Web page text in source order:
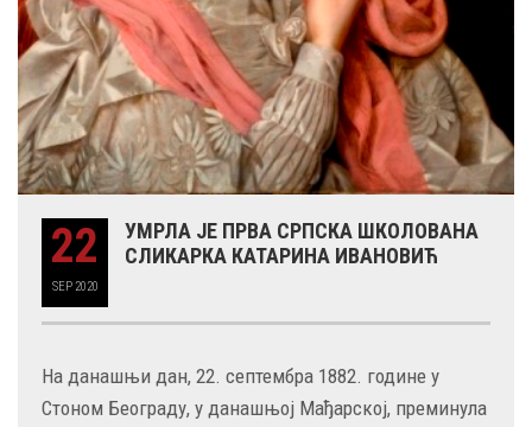
22
SEP 2020
УМРЛА ЈЕ ПРВА СРПСКА ШКОЛОВАНА
СЛИКАРКА КАТАРИНА ИВАНОВИЋ
На данашњи дан, 22. септембра 1882. године у
Стоном Београду, у данашњој Мађарској, преминула